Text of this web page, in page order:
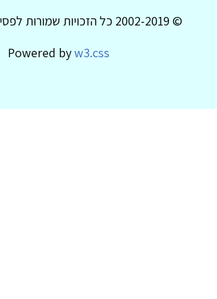
© 2002-2019 כל הזכויות שמורות לפסיכולוגיה עברית
Powered byw3.css